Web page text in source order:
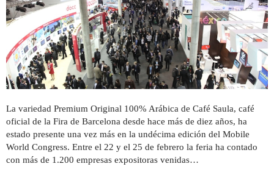
La variedad Premium Original 100% Arábica de Café Saula, café
oficial de la Fira de Barcelona desde hace más de diez años, ha
estado presente una vez más en la undécima edición del Mobile
World Congress. Entre el 22 y el 25 de febrero la feria ha contado
con más de 1.200 empresas expositoras venidas…